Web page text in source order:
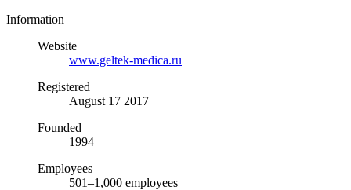
Information
Website
www.geltek-medica.ru
Registered
August 17 2017
Founded
1994
Employees
501–1,000 employees